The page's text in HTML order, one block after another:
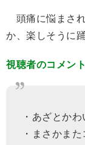
頭痛に悩まさ
か、楽しそうに
視聴者のコメント
・あざとかわ
・まさかま